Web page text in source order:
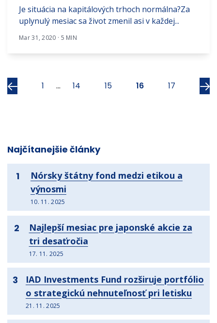
Je situácia na kapitálových trhoch normálna?Za
uplynulý mesiac sa život zmenil asi v každej...
Mar 31, 2020 · 5 MIN
Predchádzajúci
1 ... 14 15 16 17
Najčítanejšie články
1
Nórsky štátny fond medzi etikou a
výnosmi
10. 11. 2025
2
Najlepší mesiac pre japonské akcie za
tri desaťročia
17. 11. 2025
3
IAD Investments Fund rozširuje portfólio
o strategickú nehnuteľnosť pri letisku
21. 11. 2025